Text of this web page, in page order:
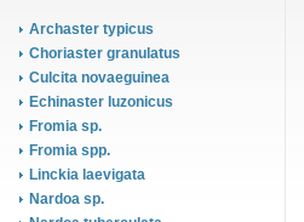
Archaster typicus
Choriaster granulatus
Culcita novaeguinea
Echinaster luzonicus
Fromia sp.
Fromia spp.
Linckia laevigata
Nardoa sp.